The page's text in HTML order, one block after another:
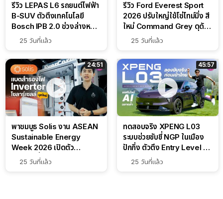
รีวิว LEPAS L6 รถยนต์ไฟฟ้า
B-SUV ตัวตึงเทคโนโลยี
Bosch IPB 2.0 ช่วงล่างหนึบ
ลุ้นราคา 7 แสนต้น
25 วันที่แล้ว
รีวิว Ford Everest Sport
2026 ปรับใหญ่ใช้โซ่ไทม์มิ่ง สี
ใหม่ Command Grey ดุดัน
สไตล์ครอบครัวสายลุย
25 วันที่แล้ว
24:51
พาชมบูธ Solis งาน ASEAN
Sustainable Energy
Week 2026 เปิดตัว
แบตเตอรี่ IntelliHouse และ
25 วันที่แล้ว
45:57
ทดสอบจริง XPENG L03
ระบบช่วยขับขี่ NGP ในเมือง
ปักกิ่ง ตัวตึง Entry Level ที่
ทำได้เกินตัว
25 วันที่แล้ว